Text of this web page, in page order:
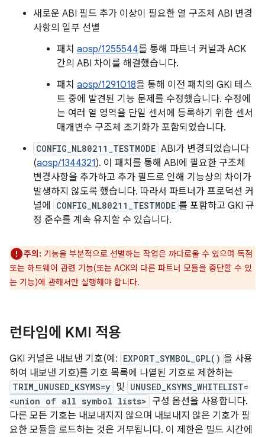
새로운 ABI 필드 추가 이상이 필요한 열 구조체 ABI 변경
사항의 일부 선별
패치 aosp/1255544를 통해 파트너 커널과 ACK
간의 ABI 차이를 해결했습니다.
패치 aosp/1291018을 통해 이전 패치의 GKI 테스
트 중에 발견된 기능 문제를 수정했습니다. 수정에
는 여러 열 영역을 단일 센서에 등록하기 위한 센서
매개변수 구조체 초기화가 포함되었습니다.
CONFIG_NL80211_TESTMODE ABI가 변경되었습니다
(aosp/1344321). 이 패치를 통해 ABI에 필요한 구조체
변경사항을 추가하고 추가 필드로 인해 기능상의 차이가
발생하지 않도록 했습니다. 따라서 파트너가 프로덕션 커
널에
CONFIG_NL80211_TESTMODE 를 포함하고 GKI 규
정 준수를 계속 유지할 수 있습니다.
주의: 기능을 부분적으로 선별하는 작업은 까다로울 수 있으며 독점
또는 하드웨어 관련 기능(또는 ACK의 다른 파트너 모듈을 중단할 수 있
는 기능)에 관해서만 실행해야 합니다.
런타임에 KMI 적용
GKI 커널은 내보낸 기호(예: EXPORT_SYMBOL_GPL() 을 사용
하여 내보낸 기호)를 기호 목록에 나열된 기호로 제한하는
TRIM_UNUSED_KSYMS=y 및 UNUSED_KSYMS_WHITELIST=
<union of all symbol lists> 구성 옵션을 사용합니다.
다른 모든 기호는 내보내지지 않으며 내보내지 않은 기호가 필
요한 모듈을 로드하는 것은 거부됩니다. 이 제한은 빌드 시간에